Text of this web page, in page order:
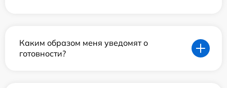
Каким образом меня уведомят о
готовности?